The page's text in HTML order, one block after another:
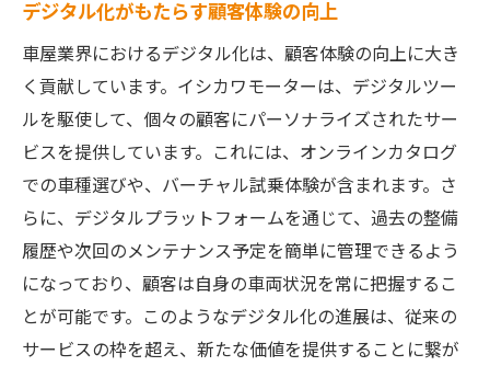
デジタル化がもたらす顧客体験の向上
車屋業界におけるデジタル化は、顧客体験の向上に大き
く貢献しています。イシカワモーターは、デジタルツー
ルを駆使して、個々の顧客にパーソナライズされたサー
ビスを提供しています。これには、オンラインカタログ
での車種選びや、バーチャル試乗体験が含まれます。さ
らに、デジタルプラットフォームを通じて、過去の整備
履歴や次回のメンテナンス予定を簡単に管理できるよう
になっており、顧客は自身の車両状況を常に把握するこ
とが可能です。このようなデジタル化の進展は、従来の
サービスの枠を超え、新たな価値を提供することに繋が